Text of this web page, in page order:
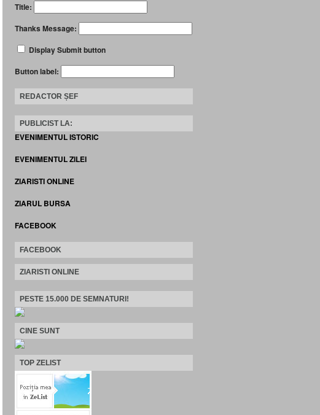
Title:
Thanks Message:
Display Submit button
Button label:
REDACTOR ȘEF
PUBLICIST LA:
EVENIMENTUL ISTORIC
EVENIMENTUL ZILEI
ZIARISTI ONLINE
ZIARUL BURSA
FACEBOOK
FACEBOOK
ZIARISTI ONLINE
PESTE 15.000 DE SEMNATURI!
CINE SUNT
TOP ZELIST